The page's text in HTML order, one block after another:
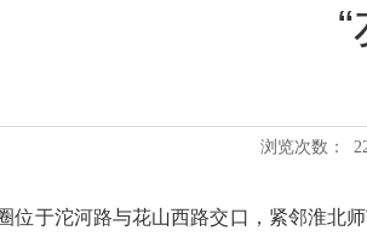
浏览次数：
位于沱河路与花山西路交口，紧邻淮北